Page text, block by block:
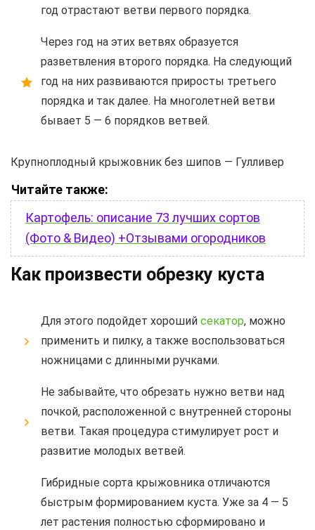
год отрастают ветви первого порядка.
Через год на этих ветвях образуется
разветвления второго порядка. На следующий
год на них развиваются приросты третьего
порядка и так далее. На многолетней ветви
бывает 5 — 6 порядков ветвей.
Крупноплодный крыжовник без шипов — Гулливер
Читайте также:
Картофель: описание 73 лучших сортов
(Фото & Видео) +Отзывами огородников
Как произвести обрезку куста
Для этого подойдет хороший секатор, можно
применить и пилку, а также воспользоваться
ножницами с длинными ручками.
Не забывайте, что обрезать нужно ветви над
почкой, расположенной с внутренней стороны
ветви. Такая процедура стимулирует рост и
развитие молодых ветвей.
Гибридные сорта крыжовника отличаются
быстрым формированием куста. Уже за 4 — 5
лет растения полностью сформировано и